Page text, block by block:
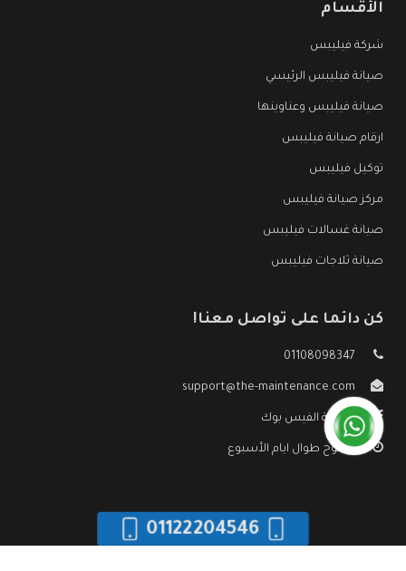
الأقسام
شركة فيليبس
صيانة فيليبس الرئيسي
صيانة فيليبس وعناوينها
ارقام صيانة فيليبس
توكيل فيليبس
مركز صيانة فيليبس
صيانة غسالات فيليبس
صيانة ثلاجات فيليبس
كن دائما على تواصل معنا!
01108098347
support@the-maintenance.com
صفحة الفيس بوك
مفتوح طوال ايام الأسبوع
01122204546